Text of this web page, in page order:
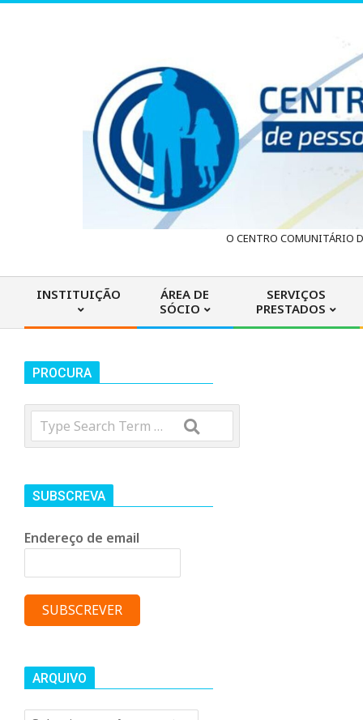
e
n
t
r
o
C
o
m
u
O CENTRO COMUNITÁRIO
INSTITUIÇÃO
ÁREA DE
SÓCIO
SERVIÇOS
PRESTADOS
PROCURA
Search
SUBSCREVA
Endereço de email
ARQUIVO